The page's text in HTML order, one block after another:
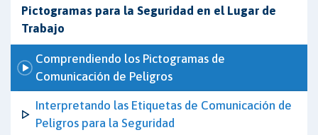
Pictogramas para la Seguridad en el Lugar de
Trabajo
Comprendiendo los Pictogramas de
Comunicación de Peligros
Interpretando las Etiquetas de Comunicación de
Peligros para la Seguridad